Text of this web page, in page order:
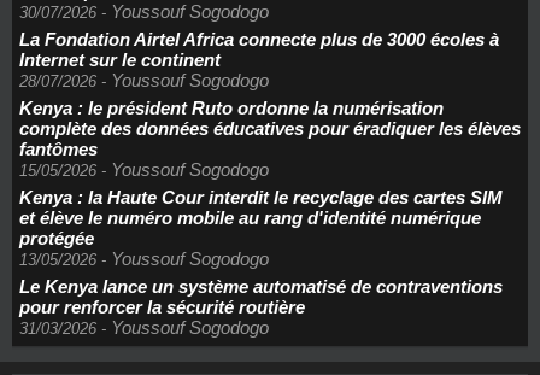
30/07/2026 - Youssouf Sogodogo
La Fondation Airtel Africa connecte plus de 3000 écoles à
Internet sur le continent
28/07/2026 - Youssouf Sogodogo
Kenya : le président Ruto ordonne la numérisation
complète des données éducatives pour éradiquer les élèves
fantômes
15/05/2026 - Youssouf Sogodogo
Kenya : la Haute Cour interdit le recyclage des cartes SIM
et élève le numéro mobile au rang d'identité numérique
protégée
13/05/2026 - Youssouf Sogodogo
Le Kenya lance un système automatisé de contraventions
pour renforcer la sécurité routière
31/03/2026 - Youssouf Sogodogo